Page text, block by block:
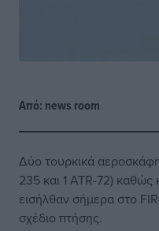
Από: news room
Δύο τουρκικά
235 και 1 ATR-72) καθώς
εισήλθαν σήμερα στο
σχέδιο πτήσης.